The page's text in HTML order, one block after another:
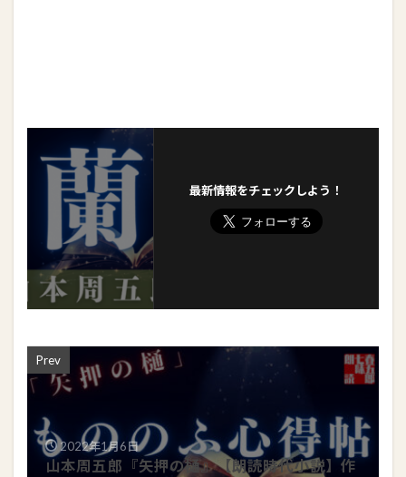
最新情報をチェックしよう！
Prev
2022年1月6日
山本周五郎『矢押の樋』【朗読時代小説】作